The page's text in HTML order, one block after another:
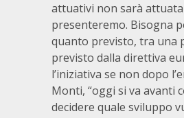
attuativi non sarà attuata
presenteremo. Bisogna
quanto previsto, tra una
previsto dalla direttiva
l’iniziativa se non dopo
Monti, “oggi si va avanti
decidere quale sviluppo